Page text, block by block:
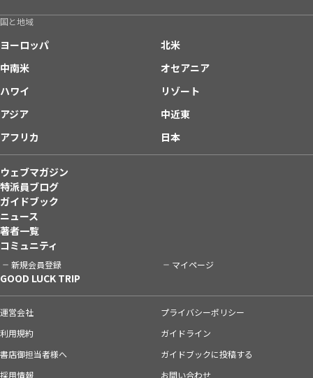
国と地域
ヨーロッパ
北米
中南米
オセアニア
ハワイ
リゾート
アジア
中近東
アフリカ
日本
ウェブマガジン
特派員ブログ
ガイドブック
ニュース
著者一覧
コミュニティ
新規会員登録 マイページ
GOOD LUCK TRIP
運営会社
プライバシーポリシー
利用規約
ガイドライン
書店御担当者様へ
ガイドブックに投稿する
採用情報
お問い合わせ